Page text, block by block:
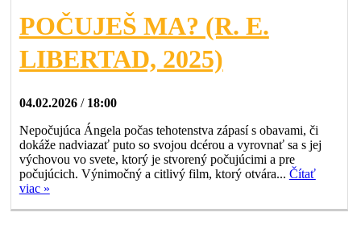
POČUJEŠ MA? (R. E.
LIBERTAD, 2025)
04.02.2026/ 18:00
Nepočujúca Ángela počas tehotenstva zápasí s obavami, či
dokáže nadviazať puto so svojou dcérou a vyrovnať sa s jej
výchovou vo svete, ktorý je stvorený počujúcimi a pre
počujúcich. Výnimočný a citlivý film, ktorý otvára... Čítať
viac »